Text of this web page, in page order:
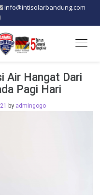
info@intisolarbandung.com
Air Hangat Dari
Pagi Hari
by admingogo